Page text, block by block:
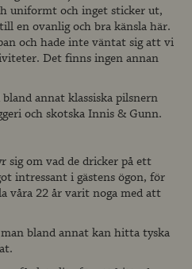
uniformt och inget sticker ut,
en ovanlig och bra känsla här.
och hade inte väntat sig att vi
Det finns ingen annan
annat klassiska pilsnern
och skotska Innis & Gunn.
sig om vad de dricker på ett
intressant i gästens ögon, för
våra 22 år varit noga med att
bland annat kan hitta tyska